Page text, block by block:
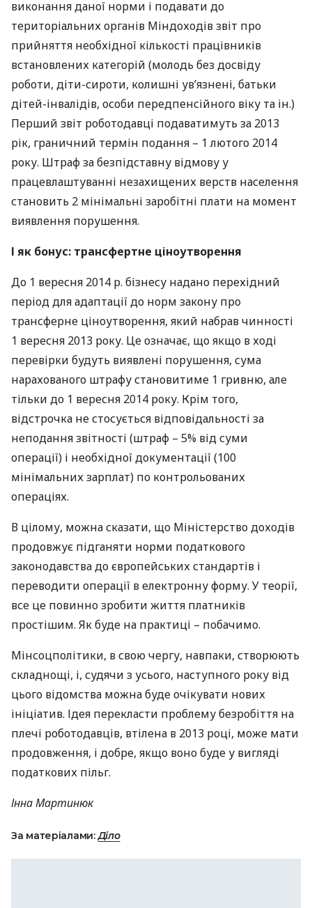
виконання даної норми і подавати до
територіальних органів Міндоходів звіт про
прийняття необхідної кількості працівників
встановлених категорій (молодь без досвіду
роботи, діти-сироти, колишні ув’язнені, батьки
дітей-інвалідів, особи передпенсійного віку та ін.)
Перший звіт роботодавці подаватимуть за 2013
рік, граничний термін подання – 1 лютого 2014
року. Штраф за безпідставну відмову у
працевлаштуванні незахищених верств населення
становить 2 мінімальні заробітні плати на момент
виявлення порушення.
І як бонус: трансфертне ціноутворення
До 1 вересня 2014 р. бізнесу надано перехідний
період для адаптації до норм закону про
трансферне ціноутворення, який набрав чинності
1 вересня 2013 року. Це означає, що якщо в ході
перевірки будуть виявлені порушення, сума
нарахованого штрафу становитиме 1 гривню, але
тільки до 1 вересня 2014 року. Крім того,
відстрочка не стосується відповідальності за
неподання звітності (штраф – 5% від суми
операції) і необхідної документації (100
мінімальних зарплат) по контрольованих
операціях.
В цілому, можна сказати, що Міністерство доходів
продовжує підганяти норми податкового
законодавства до європейських стандартів і
переводити операції в електронну форму. У теорії,
все це повинно зробити життя платників
простішим. Як буде на практиці – побачимо.
Мінсоцполітики, в свою чергу, навпаки, створюють
складнощі, і, судячи з усього, наступного року від
цього відомства можна буде очікувати нових
ініціатив. Ідея перекласти проблему безробіття на
плечі роботодавців, втілена в 2013 році, може мати
продовження, і добре, якщо воно буде у вигляді
податкових пільг.
Інна Мартинюк
За матеріалами:Діло